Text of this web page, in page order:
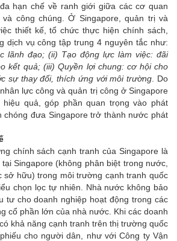
hạn chế về ranh giới giữa các cơ quan
công chúng. Ở Singapore, quản trị và
thiết kế, tổ chức thực hiện chính sách,
dịch vụ công tập trung 4 nguyên tắc như:
lãnh đạo; (ii) Tạo động lực làm việc: đãi
kết quả; (iii) Quyền lợi chung: cơ hội cho
sự thay đổi, thích ứng với môi trường . Do
lực công và quản trị công ở Singapore
quả, góp phần quan trọng vào phát
chóng đưa Singapore trở thành nước phát
chính sách cạnh tranh của Singapore là
Singapore (không phân biệt trong nước,
sở hữu) trong môi trường cạnh tranh quốc
chọn lọc tự nhiên. Nhà nước không bảo
tư cho doanh nghiệp hoạt động trong các
cổ phần lớn của nhà nước. Khi các doanh
khả năng cạnh tranh trên thị trường quốc
cho người dân, như với Công ty Vận